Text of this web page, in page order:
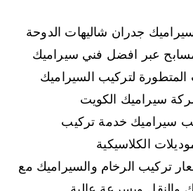
جدران شاليهات الدوحة
عبر افضل فني سيراميك
المتطورة لتركيب السيراميك
سيراميك الكويت
سيراميك خدمة تركيب
الكلاسيكية
تركيب الرخام والسيراميك مع